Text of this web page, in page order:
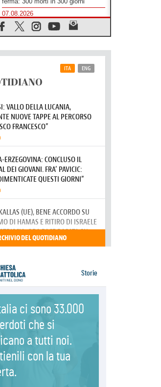
07.08.2026
Medio Oriente, non c'è accordo tra
Libano e Israele
Il responsabile del "Go! Franciscan
Youth Meeting": da Assisi uno
06.08.2026
In un minuto la visita di Papa Leone
06.08.2026
È morto Francesco Guccini,
Salvarani: "Ci ha interpretato come
pochissimi altri"
grande festa del Papa e dei giovani
ad Assisi
06.08.2026
Leone XIV: la rivoluzione del
Vangelo abbatte i muri che
separano gli esseri umani